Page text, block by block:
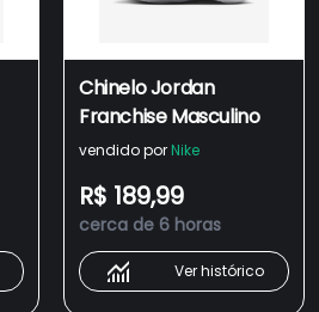
Chinelo Jordan
Franchise Masculino
vendido por Nike
R$ 189,99
cerca de 6 horas
Ver histórico